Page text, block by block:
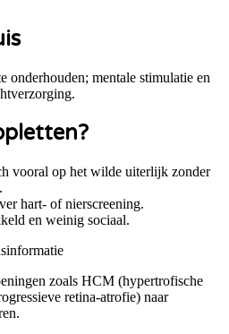
onderhouden; mentale stimulatie en
vooral op het wilde uiterlijk zonder
hart- of nierscreening.
en weinig sociaal.
zoals HCM (hypertrofische
retina-atrofie) naar